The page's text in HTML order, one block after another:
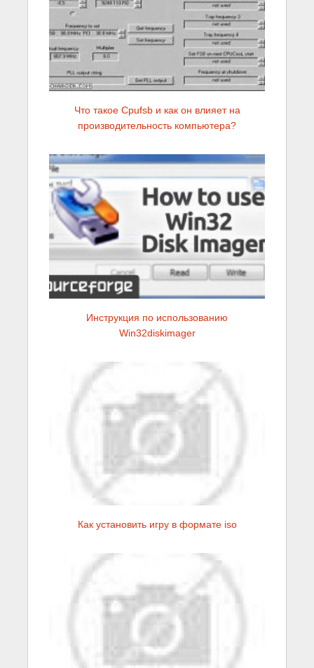
Что такое Cpufsb и как он влияет на
производительность компьютера?
Инструкция по использованию
Win32diskimager
Как установить игру в формате iso